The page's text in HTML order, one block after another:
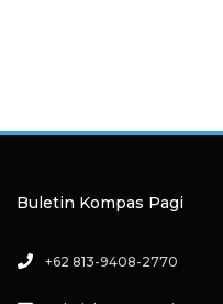
Buletin Kompas Pagi
+62 813-9408-2770